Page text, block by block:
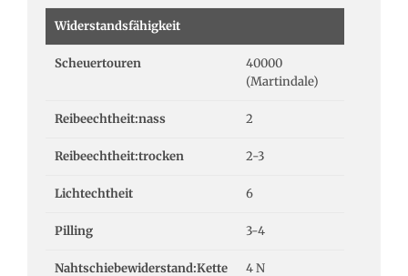
Widerstandsfähigkeit
Scheuertouren
40000
(Martindale)
Reibeechtheit:nass 2
Reibeechtheit:trocken 2-3
Lichtechtheit 6
Pilling 3-4
Nahtschiebewiderstand:Kette 4 N